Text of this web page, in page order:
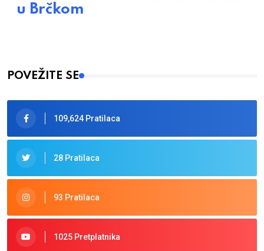
u Brčkom
POVEŽITE SE
109,624 Pratilaca
28 Pratilaca
93 Pratilaca
1025 Pretplatnika